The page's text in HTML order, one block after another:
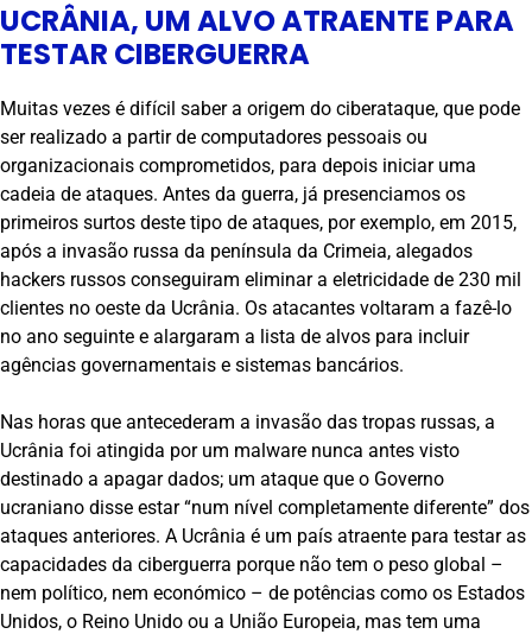
UCRÂNIA, UM ALVO ATRAENTE PARA
TESTAR CIBERGUERRA
Muitas vezes é difícil saber a origem do ciberataque, que pode
ser realizado a partir de computadores pessoais ou
organizacionais comprometidos, para depois iniciar uma
cadeia de ataques. Antes da guerra, já presenciamos os
primeiros surtos deste tipo de ataques, por exemplo, em 2015,
após a invasão russa da península da Crimeia, alegados
hackers russos conseguiram eliminar a eletricidade de 230 mil
clientes no oeste da Ucrânia. Os atacantes voltaram a fazê-lo
no ano seguinte e alargaram a lista de alvos para incluir
agências governamentais e sistemas bancários.
Nas horas que antecederam a invasão das tropas russas, a
Ucrânia foi atingida por um malware nunca antes visto
destinado a apagar dados; um ataque que o Governo
ucraniano disse estar “num nível completamente diferente” dos
ataques anteriores. A Ucrânia é um país atraente para testar as
capacidades da ciberguerra porque não tem o peso global –
nem político, nem económico – de potências como os Estados
Unidos, o Reino Unido ou a União Europeia, mas tem uma